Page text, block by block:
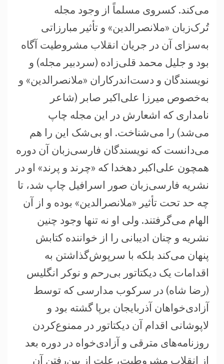
می‌کند. کسروی مسلماً از وجود مجله
تُرک‌زبان «ملانصرالدین» و تأثیر مبارزاتی
به‌سزای آن در جریان انقلاب مشروطیت آگاه
بود و جلیل محمد قلی‌زاده (سردبیر مجله) و
نویسندگان و دست‌اندر‌کاران «ملانصرالدین» و
به‌خصوص میرزا علی‌اکبر صابر (شاعر
نامداری که اشعارش در این مجله چاپ
می‌شد) را می‌شناخت. او بی‌شک این را هم
می‌دانست که نویسندگان فارسی‌زبان آن دوره
همچون علی‌اکبر دهخدا که «چرند و پرند» او در
نشریه فارسی‌زبان صور اسرافیل چاپ شد، تا
چه حد تحت تأثیر «ملانصرالدین» بوده و از آن
الهام می‌گرفتند. ولی او نه تنها وجود چنین
نشریه و چنان ادیبانی را از خواننده کتابش
پنهان می‌کند بلکه با سرپوش‌گذاشتن به
اقدامات یک دیکتاتور بی‌رحم و نوکر انگلیس
(رضا شاه) در سرکوب مدارسی که توسط
آزادی‌خواهان آذربایجان برپا گشته بود و
لاپوشانی اقدام آن دیکتاتور در ممنوع‌کردن
روزنامه‌های مترقی و آزادی‌خواه در دوره بعد
از انقلاب مشروطیت، علت از بین‌رفتن آن